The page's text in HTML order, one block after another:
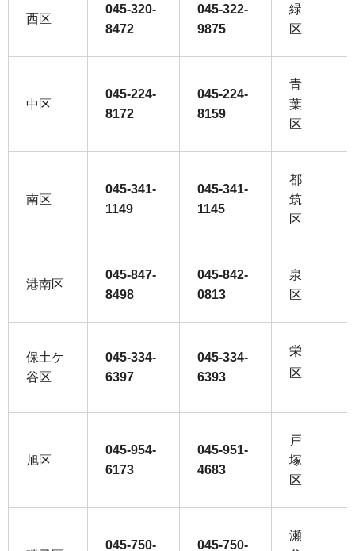
西区
045-320-
8472
045-322-
9875
緑
区
中区
045-224-
8172
045-224-
8159
青
葉
区
南区
045-341-
1149
045-341-
1145
都
筑
区
港南区
045-847-
8498
045-842-
0813
泉
区
保土ケ
谷区
045-334-
6397
045-334-
6393
栄
区
旭区
045-954-
6173
045-951-
4683
戸
塚
区
045-750- 045-750-
瀬